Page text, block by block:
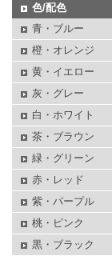
色/配色
青・ブルー
橙・オレンジ
黄・イエロー
灰・グレー
白・ホワイト
茶・ブラウン
緑・グリーン
赤・レッド
紫・パープル
桃・ピンク
黒・ブラック